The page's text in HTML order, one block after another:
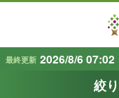
最終更新 2026/8/6 07:02
絞